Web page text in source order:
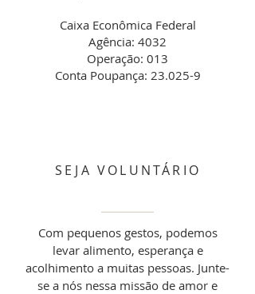
Caixa Econômica Federal
Agência: 4032
Operação: 013
Conta Poupança: 23.025-9
SEJA VOLUNTÁRIO
Com pequenos gestos, podemos
levar alimento, esperança e
acolhimento a muitas pessoas. Junte-
se a nós nessa missão de amor e